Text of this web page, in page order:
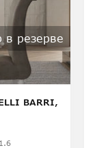
в резерве
BARRI,